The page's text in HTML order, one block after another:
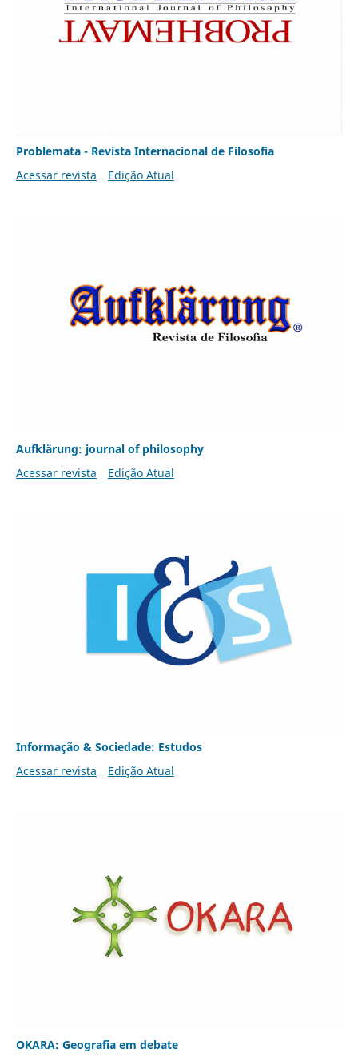
Problemata - Revista Internacional de Filosofia
Acessar revista
Edição Atual
Aufklärung: journal of philosophy
Acessar revista
Edição Atual
Informação & Sociedade: Estudos
Acessar revista
Edição Atual
OKARA: Geografia em debate